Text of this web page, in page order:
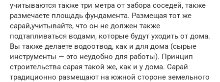
учитываются также три метра от забора соседей, также
размечаете площадь фундамента. Размещая тот же
сарай,учитывайте, что он не должен также
подтапливаться водами, которые будут уходить от дома.
Вы также делаете водоотвод, как и для дома (сырые
инструменты — это неудобно для работы). Принцип
строительства сарая такой же, как и у дома. Сарай
традиционно размещают на южной стороне земельного